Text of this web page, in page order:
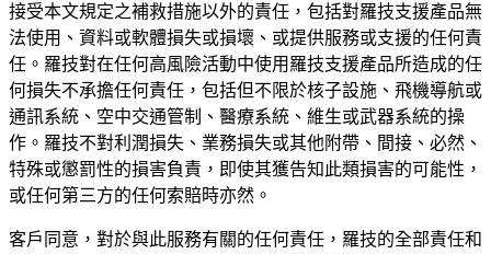
接受本文規定之補救措施以外的責任，包括對羅技支援產品無
法使用、資料或軟體損失或損壞、或提供服務或支援的任何責
任。羅技對在任何高風險活動中使用羅技支援產品所造成的任
何損失不承擔任何責任，包括但不限於核子設施、飛機導航或
通訊系統、空中交通管制、醫療系統、維生或武器系統的操
作。羅技不對利潤損失、業務損失或其他附帶、間接、必然、
特殊或懲罰性的損害負責，即使其獲告知此類損害的可能性，
或任何第三方的任何索賠時亦然。
客戶同意，對於與此服務有關的任何責任，羅技的全部責任和